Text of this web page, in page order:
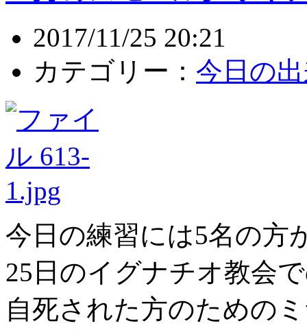
2017/11/25 20:21
カテゴリー： 今日の
今日の練習には5名の方
25日のイグナチオ教会
自死された方のための